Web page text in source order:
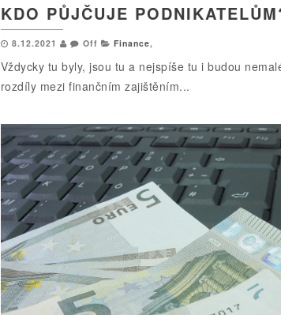
KDO PŮJČUJE
8.12.2021 Off Finance,
Vždycky tu byly, jsou tu a nejspíše tu i budou
rozdíly mezi finančním zajištěním...